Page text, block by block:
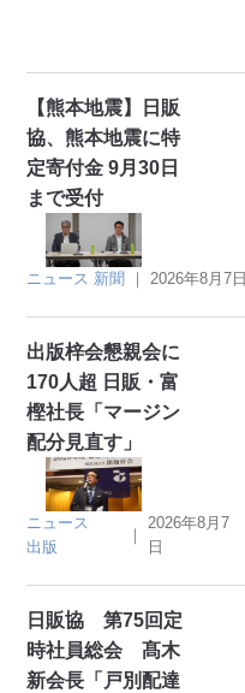
【熊本地震】日販
協、熊本地震に特
定寄付金 9月30日
まで受付
ニュース 新聞 ｜2026年8月7日
出版梓会懇親会に
170人超 日販・富
樫社長「マージン
配分見直す」
ニュース
出版
｜
2026年8月7
日
日販協 第75回定
時社員総会 髙木
新会長「戸別配達